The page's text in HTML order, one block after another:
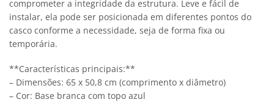
comprometer a integridade da estrutura. Leve e fácil de
instalar, ela pode ser posicionada em diferentes pontos do
casco conforme a necessidade, seja de forma fixa ou
temporária.
**Características principais:**
– Dimensões: 65 x 50,8 cm (comprimento x diâmetro)
– Cor: Base branca com topo azul